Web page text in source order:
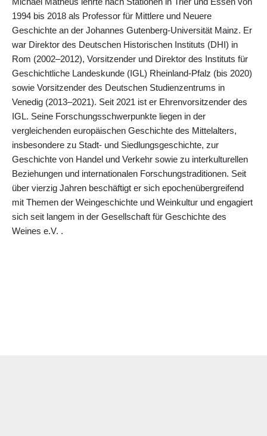
1994 bis 2018 als Professor für Mittlere und Neuere
Geschichte an der Johannes Gutenberg-Universität Mainz. Er
war Direktor des Deutschen Historischen Instituts (DHI) in
Rom (2002–2012), Vorsitzender und Direktor des Instituts für
Geschichtliche Landeskunde (IGL) Rheinland-Pfalz (bis 2020)
sowie Vorsitzender des Deutschen Studienzentrums in
Venedig (2013–2021). Seit 2021 ist er Ehrenvorsitzender des
IGL. Seine Forschungsschwerpunkte liegen in der
vergleichenden europäischen Geschichte des Mittelalters,
insbesondere zu Stadt- und Siedlungsgeschichte, zur
Geschichte von Handel und Verkehr sowie zu interkulturellen
Beziehungen und internationalen Forschungstraditionen. Seit
über vierzig Jahren beschäftigt er sich epochenübergreifend
mit Themen der Weingeschichte und Weinkultur und engagiert
sich seit langem in der Gesellschaft für Geschichte des
Weines e.V. .